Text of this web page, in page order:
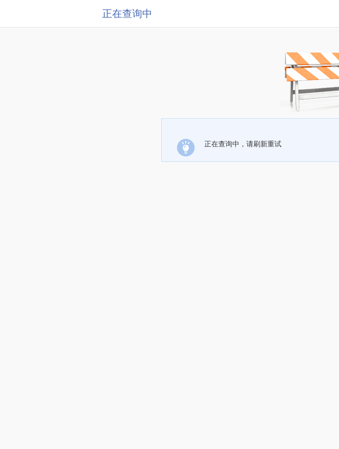
正在查询中
正在查询中，请刷新重试